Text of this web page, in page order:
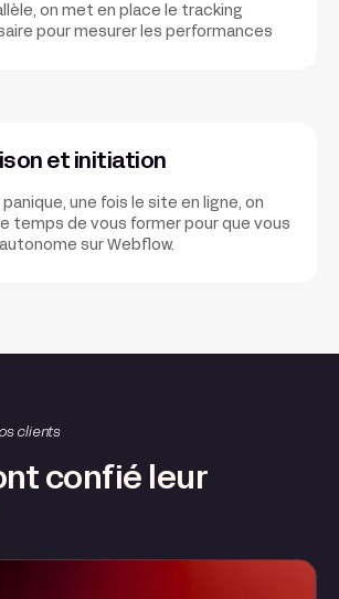
on met en place le tracking
pour mesurer les performances
et initiation
panique, une fois le site en ligne, on
temps de vous former pour que vous
sur Webflow.
clients
confié leur